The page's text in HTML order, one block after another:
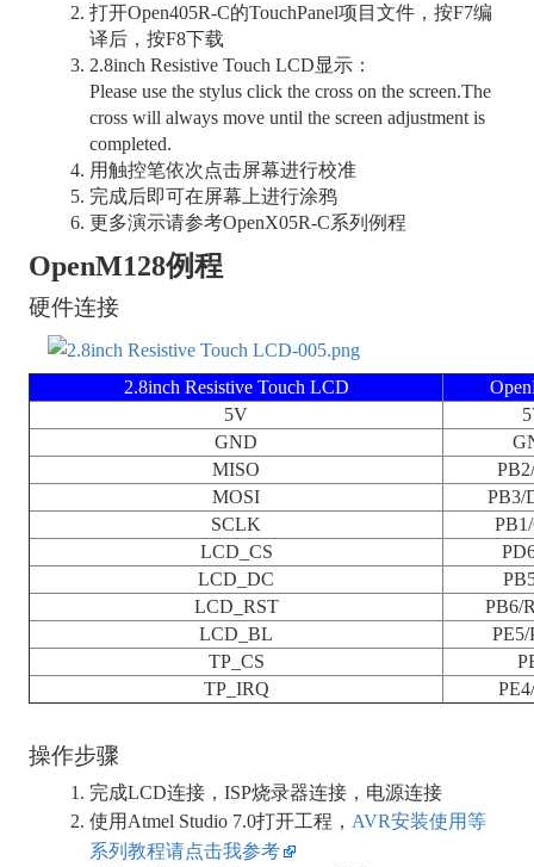
打开Open405R-C的TouchPanel项目文件，按F7编
译后，按F8下载
2.8inch Resistive Touch LCD显示：
Please use the stylus click the cross on the screen.The
cross will always move until the screen adjustment is
completed.
用触控笔依次点击屏幕进行校准
完成后即可在屏幕上进行涂鸦
更多演示请参考OpenX05R-C系列例程
OpenM128例程
硬件连接
2.8inch Resistive Touch LCD
5V
GND
MISO
MOSI
PB3/
SCLK
LCD_CS
LCD_DC
LCD_RST
PB6/
LCD_BL
TP_CS
TP_IRQ
操作步骤
完成LCD连接，ISP烧录器连接，电源连接
使用Atmel Studio 7.0打开工程， AVR安装使用等
系列教程请点击我参考